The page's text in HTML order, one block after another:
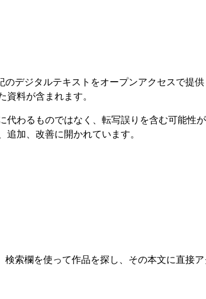
デジタルテキストをオープンアクセスで提
料が含まれます。
わるものではなく、転写誤りを含む可能性
加、改善に開かれています。
索欄を使って作品を探し、その本文に直接